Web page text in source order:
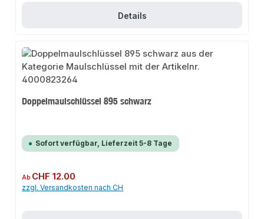
Details
Doppelmaulschlüssel 895 schwarz
Sofort verfügbar, Lieferzeit 5-8 Tage
Regulärer Preis:
Ab CHF 12.00
zzgl. Versandkosten nach CH